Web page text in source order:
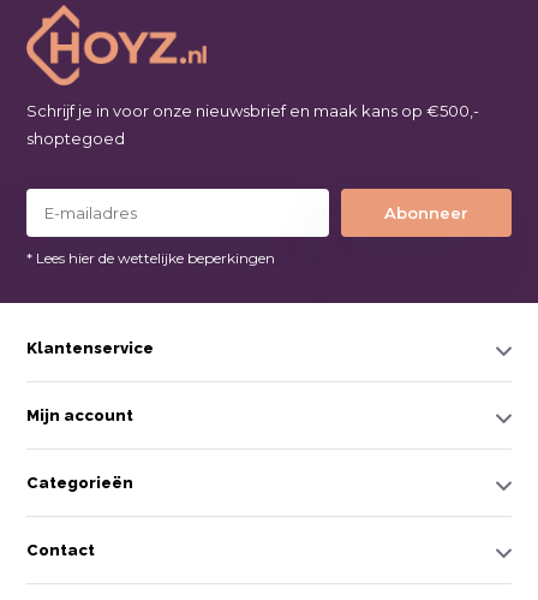
Schrijf je in voor onze nieuwsbrief en maak kans op €500,-
shoptegoed
Abonneer
* Lees hier de wettelijke beperkingen
Klantenservice
Mijn account
Categorieën
Contact